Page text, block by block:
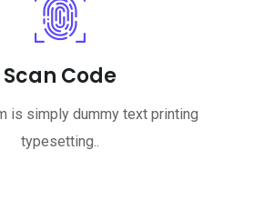
Scan Code
is simply dummy text printing
typesetting..